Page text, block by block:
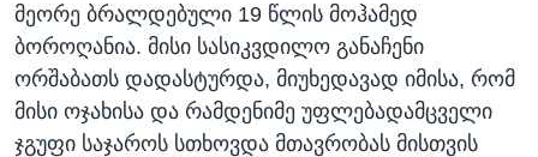
მეორე ბრალდებული 19 წლის მოჰამედ
ბოროღანია. მისი სასიკვდილო განაჩენი
ორშაბათს დადასტურდა, მიუხედავად იმისა, რომ
მისი ოჯახისა და რამდენიმე უფლებადამცველი
ჯგუფი საჯაროს სთხოვდა მთავრობას მისთვის